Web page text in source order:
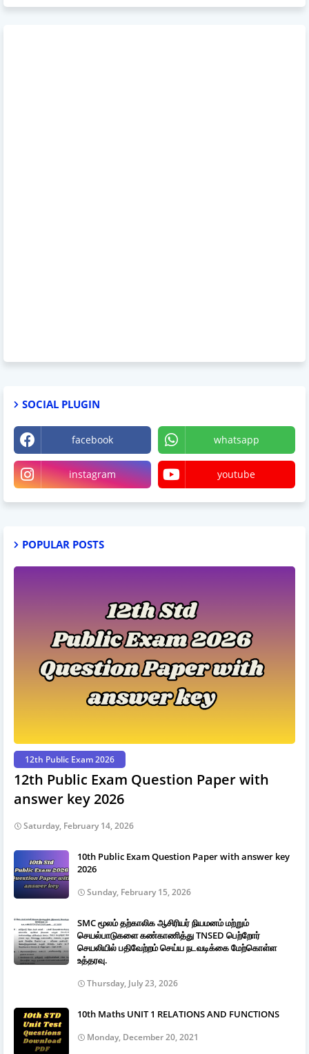
SOCIAL PLUGIN
facebook whatsapp
instagram youtube
POPULAR POSTS
12th Public Exam 2026
12th Public Exam Question Paper with
answer key 2026
Saturday, February 14, 2026
10th Public Exam Question Paper with answer key
2026
Sunday, February 15, 2026
SMC மூலம் தற்காலிக ஆசிரியர் நியமனம் மற்றும்
செயல்பாடுகளை கண்காணித்து TNSED பெற்றோர்
செயலியில் பதிவேற்றம் செய்ய நடவடிக்கை மேற்கொள்ள
உத்தரவு.
Thursday, July 23, 2026
10th Maths UNIT 1 RELATIONS AND FUNCTIONS
Monday, December 20, 2021